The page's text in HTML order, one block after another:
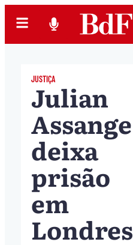
JUSTIÇA
Julian
Assange
deixa
prisão
em
Londres